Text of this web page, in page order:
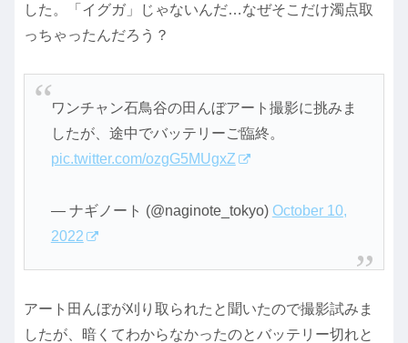
した。「イグガ」じゃないんだ…なぜそこだけ濁点取
っちゃったんだろう？
ワンチャン石鳥谷の田んぼアート撮影に挑みま
したが、途中でバッテリーご臨終。
pic.twitter.com/ozgG5MUgxZ
— ナギノート (@naginote_tokyo) October 10,
2022
アート田んぼが刈り取られたと聞いたので撮影試みま
したが、暗くてわからなかったのとバッテリー切れと